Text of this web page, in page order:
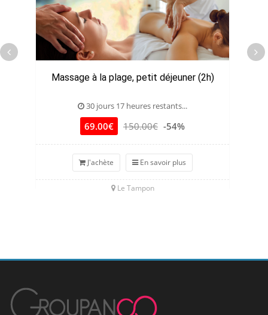
Massage à la plage, petit déjeuner (2h)
30 jours 17 heures restants...
69.00€ 150.00€ -54%
J'achète En savoir plus
Le Tampon